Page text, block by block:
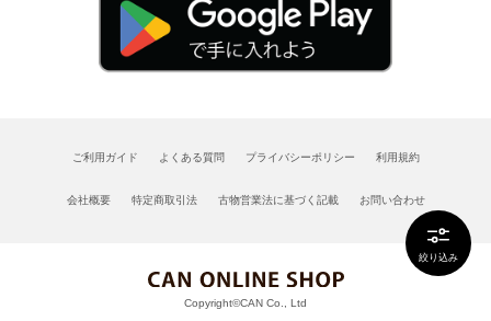
絞り込み
ご利用ガイド よくある質問 プライバシーポリシー 利用規約
会社概要 特定商取引法 古物営業法に基づく記載 お問い合わせ
Copyright©CAN Co., Ltd